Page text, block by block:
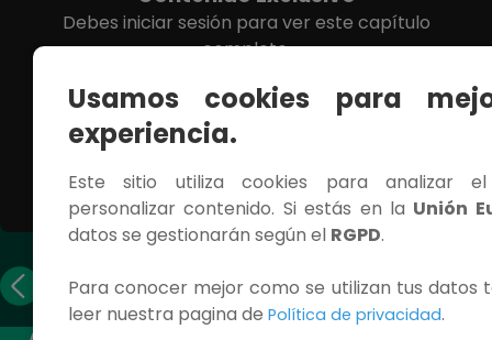
Debes iniciar sesión para ver este capítulo
completo.
INICIAR SESIÓN
anterior
siguiente
Usamos cookies para
experiencia.
Este sitio utiliza cookies para analizar
personalizar contenido. Si estás en la Unión
datos se gestionarán según el RGPD.
Para conocer mejor como se utilizan tus datos
leer nuestra pagina de Política de privacidad.